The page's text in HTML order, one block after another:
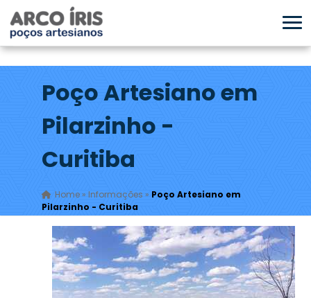
Poço Artesiano em
Pilarzinho -
Curitiba
Home» Informações » Poço Artesiano em
Pilarzinho - Curitiba